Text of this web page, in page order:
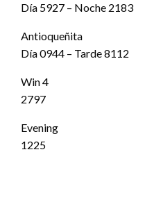
Día 5927 – Noche 2183
Antioqueñita
Día 0944 – Tarde 8112
Win 4
2797
Evening
1225